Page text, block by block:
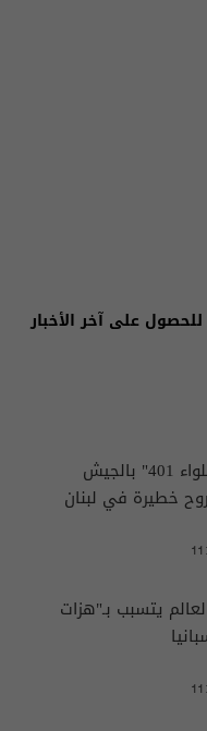
للحصول على آخر الأخبار
إصابة قائد "اللواء 401" بالجيش
خطيرة في لبنان
يتسبب بـ"هزات